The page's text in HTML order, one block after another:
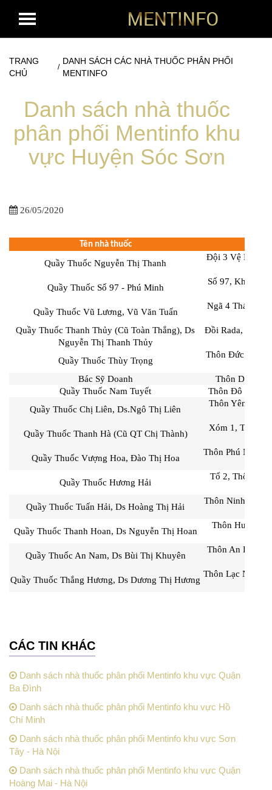
TRANG
CHỦ
/
DANH SÁCH CÁC NHÀ THUỐC PHÂN PHỐI
MENTINFO
Danh sách nhà thuốc
phân phối Mentinfo khu
vực Huyện Sóc Sơn
26/05/2020
Tên nhà thuốc
Quầy Thuốc Nguyễn Thị Thanh
Đội 3 Vệ Linh,
Quầy Thuốc Số 97 - Phú Minh
Số 97, Khu 2,
Quầy Thuốc Vũ Lương, Vũ Văn Tuấn
Ngã 4 Thá, Xã
Quầy Thuốc Thanh Thủy (Cũ Toàn Thắng), Ds
Nguyễn Thị Thanh Thủy
Đồi Rada, Thôn
Quầy Thuốc Thùy Trọng
Thôn Đức Hậu,
Bác Sỹ Doanh
Thôn Dược
Quầy Thuốc Nam Tuyết
Thôn Đô Tân,
Quầy Thuốc Chị Liên, Ds.Ngô Thị Liên
Thôn Yên
Quầy Thuốc Thanh Hà (Cũ QT Chị Thành)
Xóm 1, Thôn
Quầy Thuốc Vượng Hoa, Đào Thị Hoa
Thôn Phú Ninh,
Quầy Thuốc Hương Hải
Tổ 2, Thôn
Quầy Thuốc Tuấn Hải, Ds Hoàng Thị Hải
Thôn Ninh Cầm,
Quầy Thuốc Thanh Hoan, Ds Nguyễn Thị Hoan
Thôn Hương
Quầy Thuốc An Nam, Ds Bùi Thị Khuyên
Thôn An Lạc,
Quầy Thuốc Thắng Hương, Ds Dương Thị Hương
Thôn Lạc Nông,
CÁC TIN KHÁC
Danh sách nhà thuốc phân phối Mentinfo khu vực Quận
Ba Đình
Danh sách nhà thuốc phân phối Mentinfo khu vực Hồ
Chí Minh
Danh sách nhà thuốc phân phối Mentinfo khu vực Sơn
Tây - Hà Nội
Danh sách nhà thuốc phân phối Mentinfo khu vực Quận
Hoàng Mai - Hà Nội